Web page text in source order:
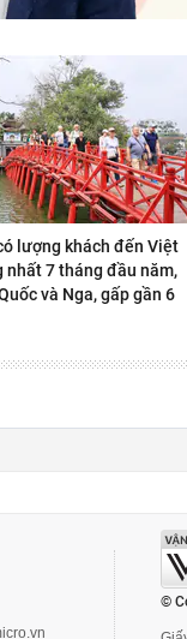
lượng khách đến Việt
nhất 7 tháng đầu năm,
và Nga, gấp gần 6
©